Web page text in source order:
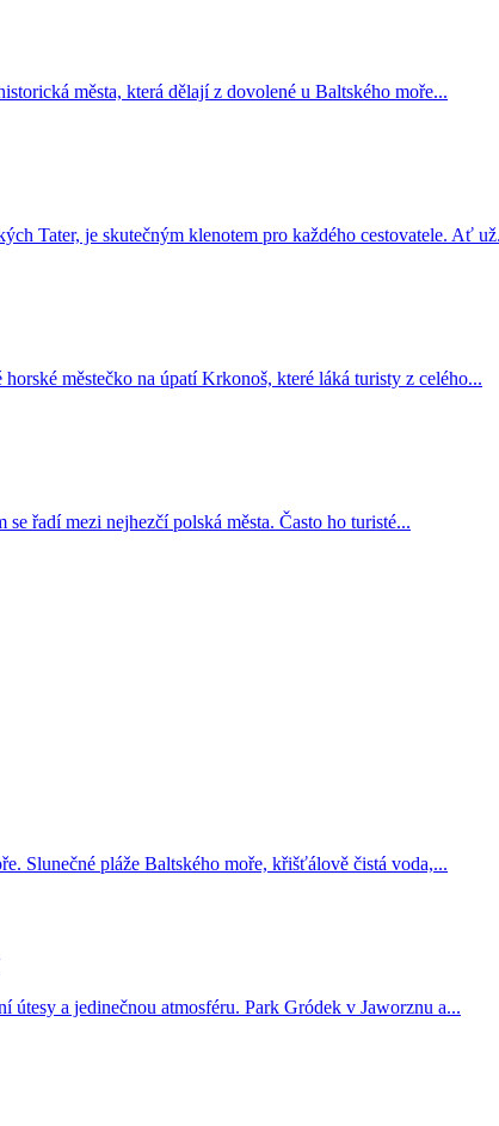
města, která dělají z dovolené u Baltského moře...
Tater, je skutečným klenotem pro každého cestovatele. Ať
městečko na úpatí Krkonoš, které láká turisty z celého...
řadí mezi nejhezčí polská města. Často ho turisté...
Slunečné pláže Baltského moře, křišťálově čistá voda,...
a jedinečnou atmosféru. Park Gródek v Jaworznu a...